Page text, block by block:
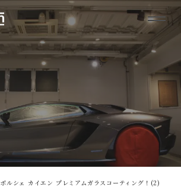
ポルシェ カイエン プレミアムガラスコーティング！(2)